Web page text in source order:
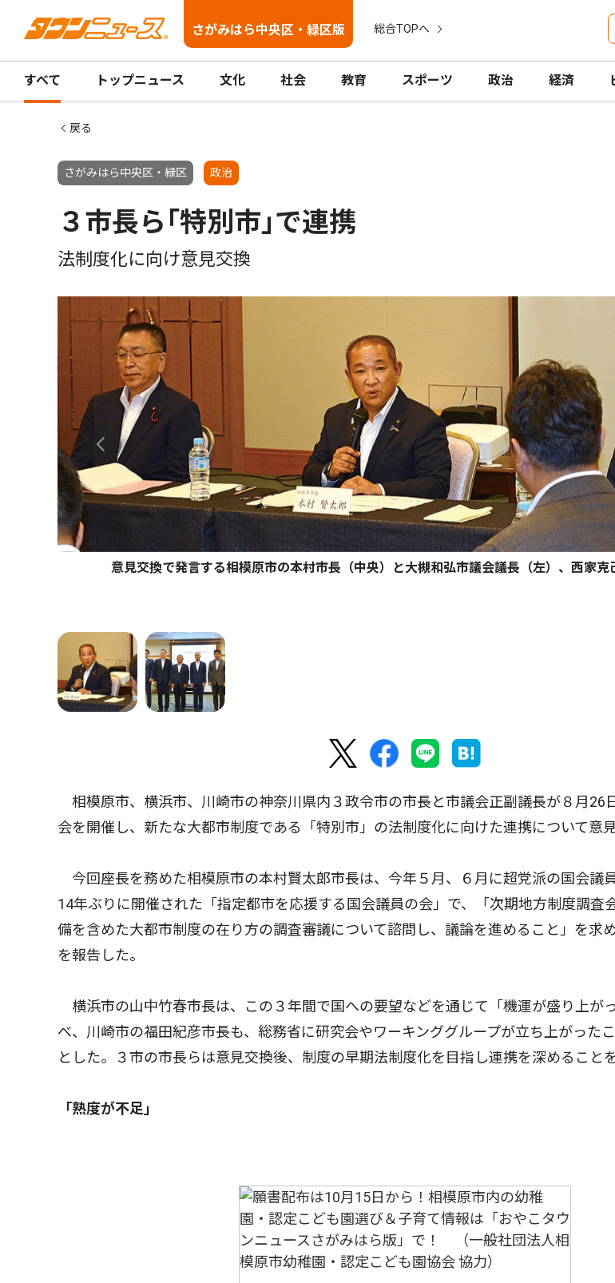
さがみはら中央区・緑区版 総合TOPへ
すべて トップニュース 文化 社会 教育 スポーツ 政治 経済
戻る
さがみはら中央区・緑区 政治
３市長ら｢特別市｣で連携
法制度化に向け意見交換
意見交換で発言する相模原市の本村市長（中央）と大槻和弘市議会議長（左）、西家克
相模原市、横浜市、川崎市の神奈川県内３政令市の市長と市議会正副議長が８月26
会を開催し、新たな大都市制度である「特別市」の法制度化に向けた連携について意
今回座長を務めた相模原市の本村賢太郎市長は、今年５月、６月に超党派の国会議
14年ぶりに開催された「指定都市を応援する国会議員の会」で、「次期地方制度調査
備を含めた大都市制度の在り方の調査審議について諮問し、議論を進めること」を求
を報告した。
横浜市の山中竹春市長は、この３年間で国への要望などを通じて「機運が盛り上が
べ、川崎市の福田紀彦市長も、総務省に研究会やワーキンググループが立ち上がった
とした。３市の市長らは意見交換後、制度の早期法制度化を目指し連携を深めること
「熟度が不足」